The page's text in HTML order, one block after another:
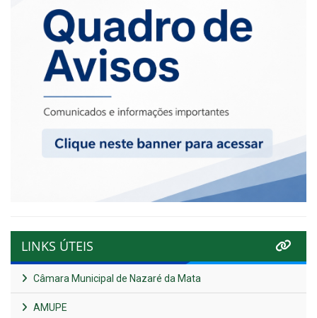
LINKS ÚTEIS
Câmara Municipal de Nazaré da Mata
AMUPE